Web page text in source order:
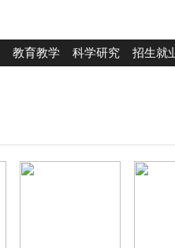
教育教学 科学研究 招生就